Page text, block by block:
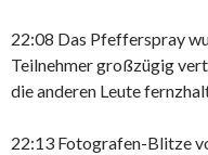
22:08 Das Pfefferspray
Teilnehmer großzügig
die anderen Leute
22:13 Fotografen-Blitze